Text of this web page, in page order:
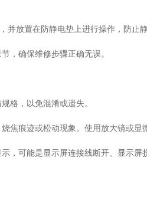
放置在防静电垫上进行操作，防止静
确保维修步骤正确无误。
格，以免混淆或遗失。
痕迹或松动现象。使用放大镜或显
可能是显示屏连接线断开、显示屏